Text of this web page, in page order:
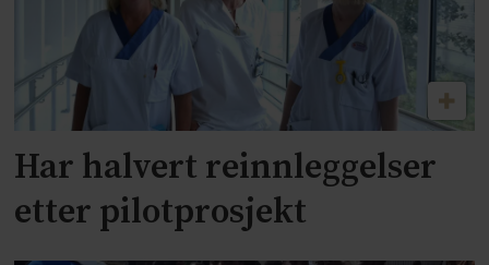
Har halvert reinnleggelser
etter pilotprosjekt